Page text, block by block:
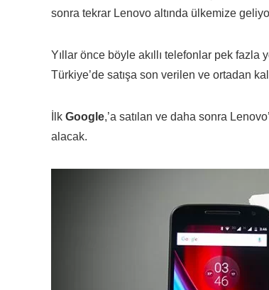
sonra tekrar Lenovo altında ülkemize
Yıllar önce böyle akıllı telefonlar pek fazla
Türkiye’de satışa son verilen ve ortadan
İlk Google,’a satılan ve daha sonra
alacak.